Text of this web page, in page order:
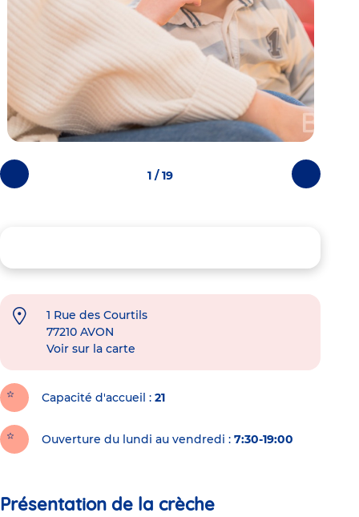
Photos
précédentes
Photos
suivantes
1 / 19
1 Rue des Courtils
77210 AVON
Voir sur la carte
Capacité d'accueil 21
Ouverture du lundi au vendredi : 7:30-19:00
Présentation de la crèche